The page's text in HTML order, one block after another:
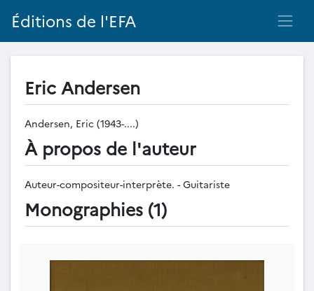
Éditions de l'EFA
Eric Andersen
Andersen, Eric (1943-....)
À propos de l'auteur
Auteur-compositeur-interprète. - Guitariste
Monographies (1)